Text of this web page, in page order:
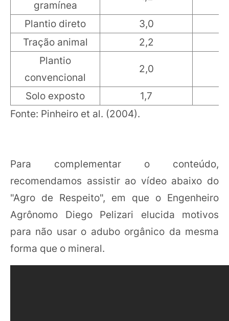
gramínea
Plantio direto 3,0
Tração animal
2,2
Plantio
convencional
2,0
Solo exposto 1,7
Fonte: Pinheiro et al. (2004).
Para complementar o conteúdo,
recomendamos assistir ao vídeo abaixo do
"Agro de Respeito", em que o Engenheiro
Agrônomo Diego Pelizari elucida motivos
para não usar o adubo orgânico da mesma
forma que o mineral.